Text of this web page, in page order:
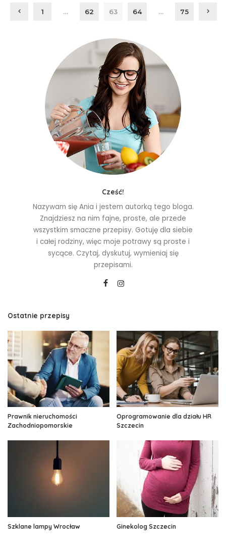
1 … 62 63 64 … 75
Cześć!
Nazywam się Ania i jestem autorką tego bloga.
Znajdziesz na nim fajne, proste, ale przede
wszystkim smaczne przepisy. Gotuję dla siebie
i całej rodziny, więc moje potrawy są proste i
sycące. Czytaj, dyskutuj, wymieniaj się
przepisami.
Ostatnie przepisy
Prawnik nieruchomości
Zachodniopomorskie
Oprogramowanie dla działu HR
Szczecin
Szklane lampy Wrocław Ginekolog Szczecin